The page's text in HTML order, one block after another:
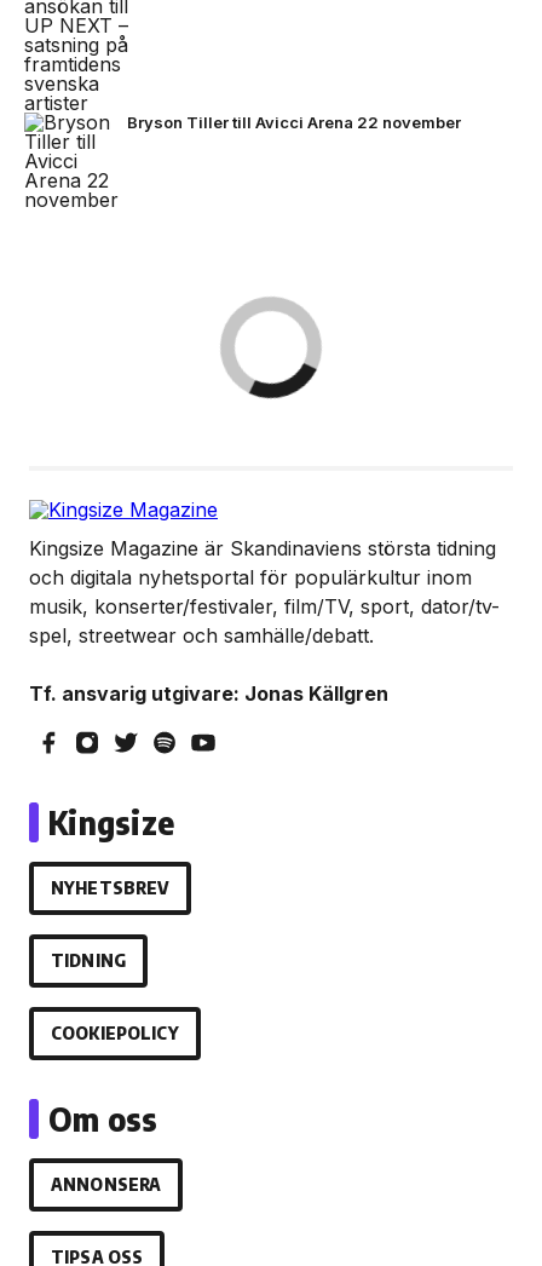
Bryson Tiller till Avicci Arena 22 november
Kingsize Magazine är Skandinaviens största tidning
och digitala nyhetsportal för populärkultur inom
musik, konserter/festivaler, film/TV, sport, dator/tv-
spel, streetwear och samhälle/debatt.
Tf. ansvarig utgivare: Jonas Källgren
Kingsize
NYHETSBREV
TIDNING
COOKIEPOLICY
Om oss
ANNONSERA
TIPSA OSS